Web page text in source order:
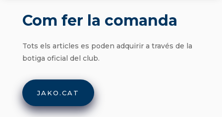
Com fer la comanda
Tots els articles es poden adquirir a través de la
botiga oficial del club.
JAKO.CAT